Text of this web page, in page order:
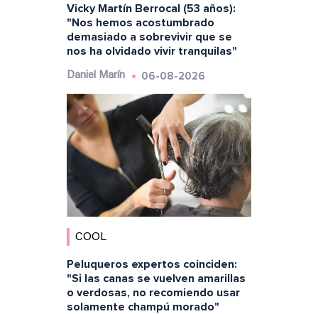
Vicky Martín Berrocal (53 años):
"Nos hemos acostumbrado
demasiado a sobrevivir que se
nos ha olvidado vivir tranquilas"
Daniel Marín 06-08-2026
COOL
Peluqueros expertos coinciden:
"Si las canas se vuelven amarillas
o verdosas, no recomiendo usar
solamente champú morado"